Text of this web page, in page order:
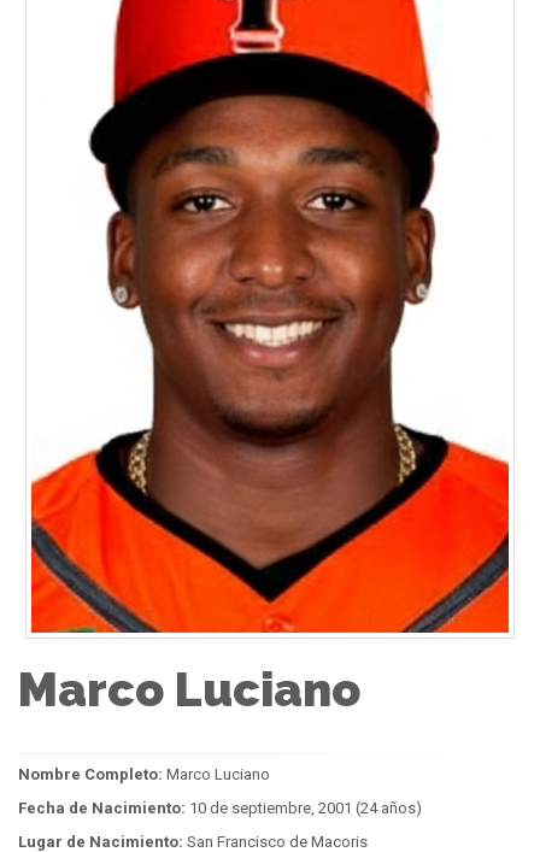
Marco Luciano
Nombre Completo: Marco Luciano
Fecha de Nacimiento: 10 de septiembre, 2001 (24 años)
Lugar de Nacimiento: San Francisco de Macoris